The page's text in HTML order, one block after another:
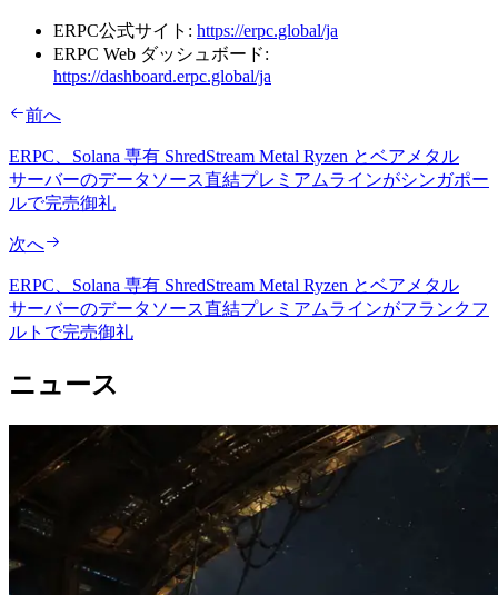
ERPC公式サイト: https://erpc.global/ja
ERPC Web ダッシュボード:
https://dashboard.erpc.global/ja
前へ
ERPC、Solana 専有 ShredStream Metal Ryzen とベアメタル
サーバーのデータソース直結プレミアムラインがシンガポー
ルで完売御礼
次へ
ERPC、Solana 専有 ShredStream Metal Ryzen とベアメタル
サーバーのデータソース直結プレミアムラインがフランクフ
ルトで完売御礼
ニュース